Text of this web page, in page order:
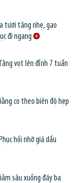
tươi tăng nhẹ, gạo
đi ngang
vọt lên đỉnh 7 tuần
co theo biên độ hẹp
hồi nhờ giá dầu
sâu xuống đáy ba